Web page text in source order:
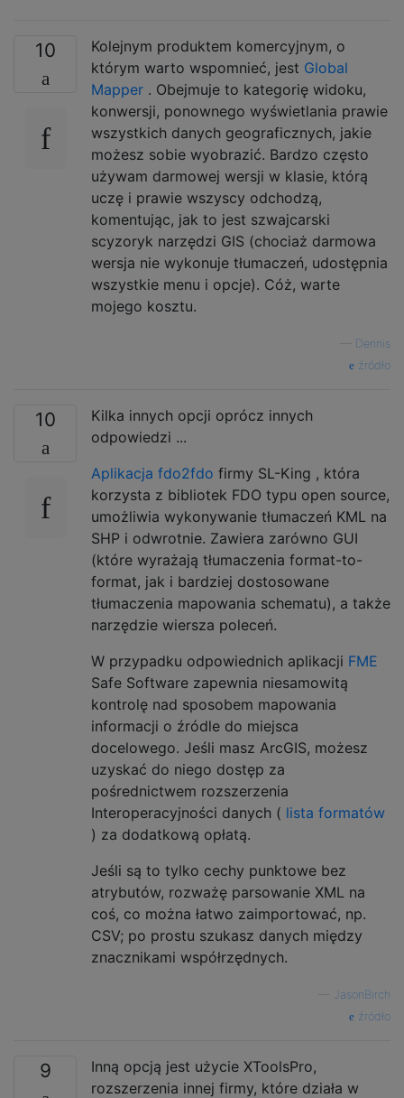
10
Kolejnym produktem komercyjnym, o
którym warto wspomnieć, jest Global
Mapper . Obejmuje to kategorię widoku,
konwersji, ponownego wyświetlania prawie
wszystkich danych geograficznych, jakie
możesz sobie wyobrazić. Bardzo często
używam darmowej wersji w klasie, którą
uczę i prawie wszyscy odchodzą,
komentując, jak to jest szwajcarski
scyzoryk narzędzi GIS (chociaż darmowa
wersja nie wykonuje tłumaczeń, udostępnia
wszystkie menu i opcje). Cóż, warte
mojego kosztu.
Dennis
źródło
10
Kilka innych opcji oprócz innych
odpowiedzi ...
Aplikacja fdo2fdo firmy SL-King , która
korzysta z bibliotek FDO typu open source,
umożliwia wykonywanie tłumaczeń KML na
SHP i odwrotnie. Zawiera zarówno GUI
(które wyrażają tłumaczenia format-to-
format, jak i bardziej dostosowane
tłumaczenia mapowania schematu), a także
narzędzie wiersza poleceń.
W przypadku odpowiednich aplikacji FME
Safe Software zapewnia niesamowitą
kontrolę nad sposobem mapowania
informacji o źródle do miejsca
docelowego. Jeśli masz ArcGIS, możesz
uzyskać do niego dostęp za
pośrednictwem rozszerzenia
Interoperacyjności danych ( lista formatów
) za dodatkową opłatą.
Jeśli są to tylko cechy punktowe bez
atrybutów, rozważę parsowanie XML na
coś, co można łatwo zaimportować, np.
CSV; po prostu szukasz danych między
znacznikami współrzędnych.
JasonBirch
źródło
9
Inną opcją jest użycie XToolsPro,
rozszerzenia innej firmy, które działa w